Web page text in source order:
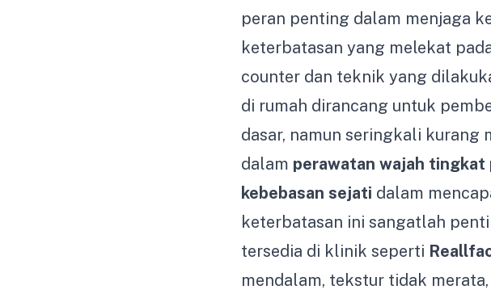
peran penting dalam menjaga
keterbatasan yang melekat
counter dan teknik yang
di rumah dirancang untuk
dasar, namun seringkali
dalam perawatan wajah
kebebasan sejati dalam
keterbatasan ini sangatlah
tersedia di klinik seperti
mendalam, tekstur tidak